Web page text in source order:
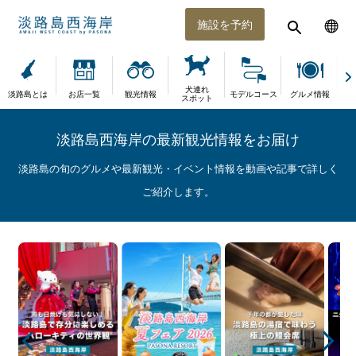
施設を予約
淡路島とは お店一覧 観光情報
犬連れ
スポット
モデルコース グルメ情報
淡路島西海岸の最新観光情報をお届け
淡路島の旬のグルメや最新観光・イベント情報を動画や記事で詳しく
ご紹介します。